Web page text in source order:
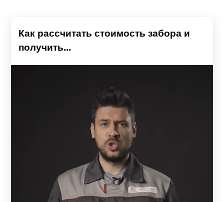
Как рассчитать стоимость забора и
получить...